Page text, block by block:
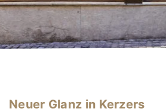
Neuer Glanz in Kerzers